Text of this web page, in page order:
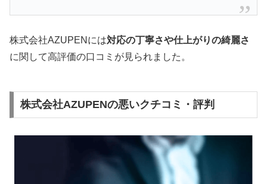
株式会社AZUPENには対応の丁寧さや仕上がりの綺麗さ
に関して高評価の口コミが見られました。
株式会社AZUPENの悪いクチコミ・評判